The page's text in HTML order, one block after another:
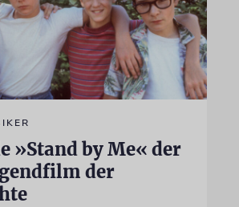
»Stand by Me« der
der